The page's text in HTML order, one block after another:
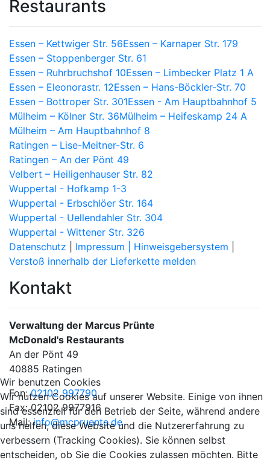
Restaurants
Essen – Kettwiger Str. 56Essen – Karnaper Str. 179
Essen – Stoppenberger Str. 61
Essen – Ruhrbruchshof 10Essen – Limbecker Platz 1 A
Essen – Eleonorastr. 12Essen – Hans-Böckler-Str. 70
Essen – Bottroper Str. 301Essen - Am Hauptbahnhof 5
Mülheim – Kölner Str. 36Mülheim – Heifeskamp 24 A
Mülheim – Am Hauptbahnhof 8
Ratingen – Lise-Meitner-Str. 6
Ratingen – An der Pönt 49
Velbert – Heiligenhauser Str. 82
Wuppertal - Hofkamp 1-3
Wuppertal - Erbschlöer Str. 164
Wuppertal - Uellendahler Str. 304
Wuppertal - Wittener Str. 326
Datenschutz
Impressum | Hinweisgebersystem
Verstoß innerhalb der Lieferkette melden
Kontakt
Verwaltung der Marcus Prünte
McDonald's Restaurants
An der Pönt 49
40885 Ratingen
Fon:02102 997790
Fax: 02102 9977916
Mail:info@mcpruente.de
Wir benutzen Cookies
Wir nutzen Cookies auf unserer Website. Einige von ihnen
sind essenziell für den Betrieb der Seite, während andere
uns helfen, diese Website und die Nutzererfahrung zu
verbessern (Tracking Cookies). Sie können selbst
entscheiden, ob Sie die Cookies zulassen möchten. Bitte